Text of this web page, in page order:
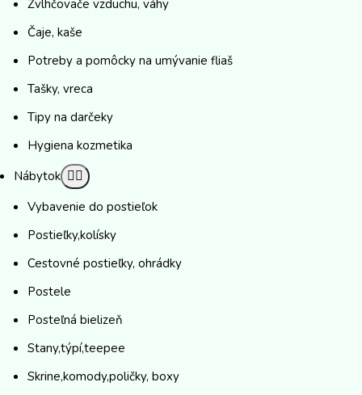
Zvlhčovače vzduchu, váhy
Čaje, kaše
Potreby a pomôcky na umývanie fliaš
Tašky, vreca
Tipy na darčeky
Hygiena kozmetika
Nábytok
Vybavenie do postieľok
Postieľky,kolísky
Cestovné postieľky, ohrádky
Postele
Posteľná bielizeň
Stany,týpí,teepee
Skrine,komody,poličky, boxy